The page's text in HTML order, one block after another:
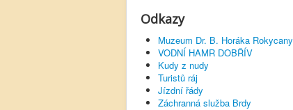
Odkazy
Muzeum Dr. B. Horáka Rokycany
VODNÍ HAMR DOBŘÍV
Kudy z nudy
Turistů ráj
Jízdní řády
Záchranná služba Brdy